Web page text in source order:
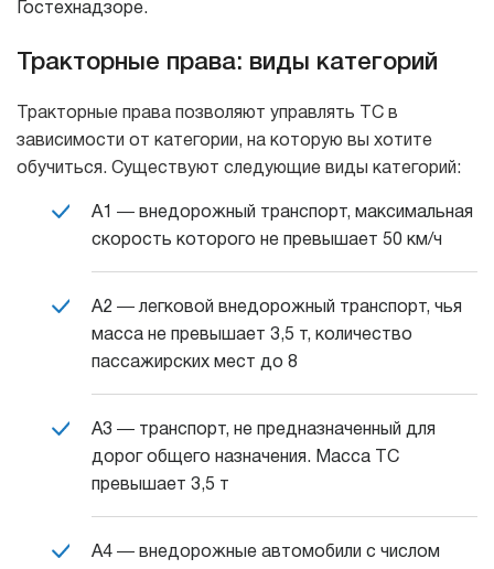
Гостехнадзоре.
Тракторные права: виды категорий
Тракторные права позволяют управлять ТС в
зависимости от категории, на которую вы хотите
обучиться. Существуют следующие виды категорий:
А1 ― внедорожный транспорт, максимальная
скорость которого не превышает 50 км/ч
А2 ― легковой внедорожный транспорт, чья
масса не превышает 3,5 т, количество
пассажирских мест до 8
А3 ― транспорт, не предназначенный для
дорог общего назначения. Масса ТС
превышает 3,5 т
А4 ― внедорожные автомобили с числом